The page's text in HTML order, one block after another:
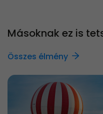
Másoknak ez is
Összes élmény